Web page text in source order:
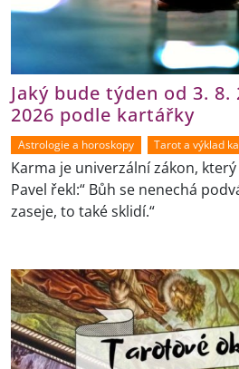
Jaký bude týden od 3. 8.
2026 podle kartářky
Astrologie a horoskopy Tarot a výklad
Karma je univerzální zákon,
Pavel řekl:“ Bůh se nenechá
zaseje, to také sklidí.“